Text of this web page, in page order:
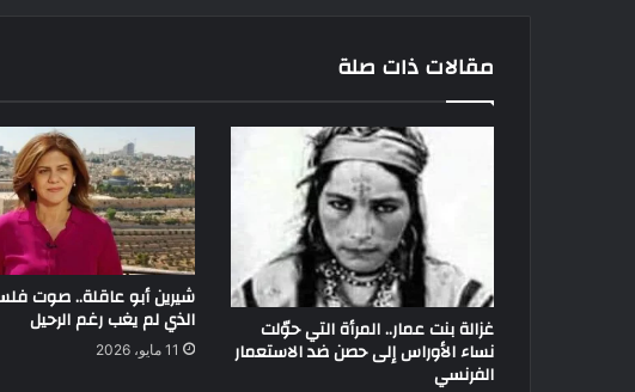
مقالات ذات صلة
غزالة بنت عمار.. المرأة التي حوّلت
نساء الأوراس إلى حصن ضد الاستعمار
الفرنسي
شيرين أبو عاقلة.. صوت
الذي لم يغب رغم الرحيل
11 مايو، 2026